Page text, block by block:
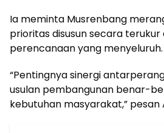
Ia meminta Musrenbang
prioritas disusun secara
perencanaan yang menyeluruh.
“Pentingnya sinergi
usulan pembangunan benar-
kebutuhan masyarakat,” pesan